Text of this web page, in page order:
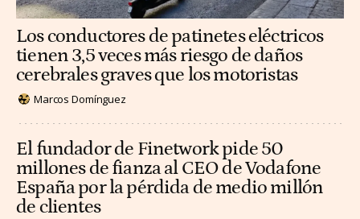
Los conductores de patinetes eléctricos
tienen 3,5 veces más riesgo de daños
cerebrales graves que los motoristas
Marcos Domínguez
El fundador de Finetwork pide 50
millones de fianza al CEO de Vodafone
España por la pérdida de medio millón
de clientes